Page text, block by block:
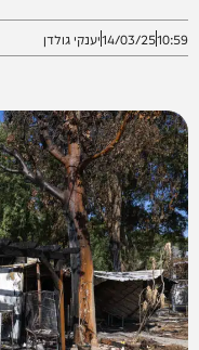
10:59
14/03/25יענקי גולדן